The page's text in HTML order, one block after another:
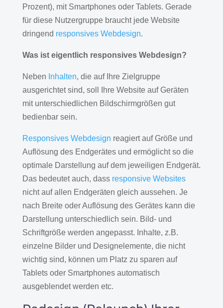
Prozent), mit Smartphones oder Tablets. Gerade
für diese Nutzergruppe braucht jede Website
dringend responsives Webdesign.
Was ist eigentlich responsives Webdesign?
Neben Inhalten, die auf Ihre Zielgruppe
ausgerichtet sind, soll Ihre Website auf Geräten
mit unterschiedlichen Bildschirmgrößen gut
bedienbar sein.
Responsives Webdesign reagiert auf Größe und
Auflösung des Endgerätes und ermöglicht so die
optimale Darstellung auf dem jeweiligen Endgerät.
Das bedeutet auch, dass responsive Websites
nicht auf allen Endgeräten gleich aussehen. Je
nach Breite oder Auflösung des Gerätes kann die
Darstellung unterschiedlich sein. Bild- und
Schriftgröße werden angepasst. Inhalte, z.B.
einzelne Bilder und Designelemente, die nicht
wichtig sind, können um Platz zu sparen auf
Tablets oder Smartphones automatisch
ausgeblendet werden etc.